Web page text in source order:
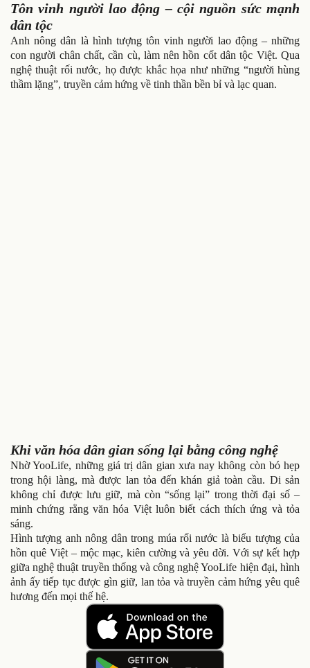
Tôn vinh người lao động – cội nguồn sức mạnh
dân tộc
Anh nông dân là hình tượng tôn vinh người lao động – những
con người chân chất, cần cù, làm nên hồn cốt dân tộc Việt. Qua
nghệ thuật rối nước, họ được khắc họa như những “người hùng
thầm lặng”, truyền cảm hứng về tinh thần bền bỉ và lạc quan.
Khi văn hóa dân gian sống lại bằng công nghệ
Nhờ YooLife, những giá trị dân gian xưa nay không còn bó hẹp
trong hội làng, mà được lan tỏa đến khán giả toàn cầu. Di sản
không chỉ được lưu giữ, mà còn “sống lại” trong thời đại số –
minh chứng rằng văn hóa Việt luôn biết cách thích ứng và tỏa
sáng.
Hình tượng anh nông dân trong múa rối nước là biểu tượng của
hồn quê Việt – mộc mạc, kiên cường và yêu đời. Với sự kết hợp
giữa nghệ thuật truyền thống và công nghệ YooLife hiện đại, hình
ảnh ấy tiếp tục được gìn giữ, lan tỏa và truyền cảm hứng yêu quê
hương đến mọi thế hệ.